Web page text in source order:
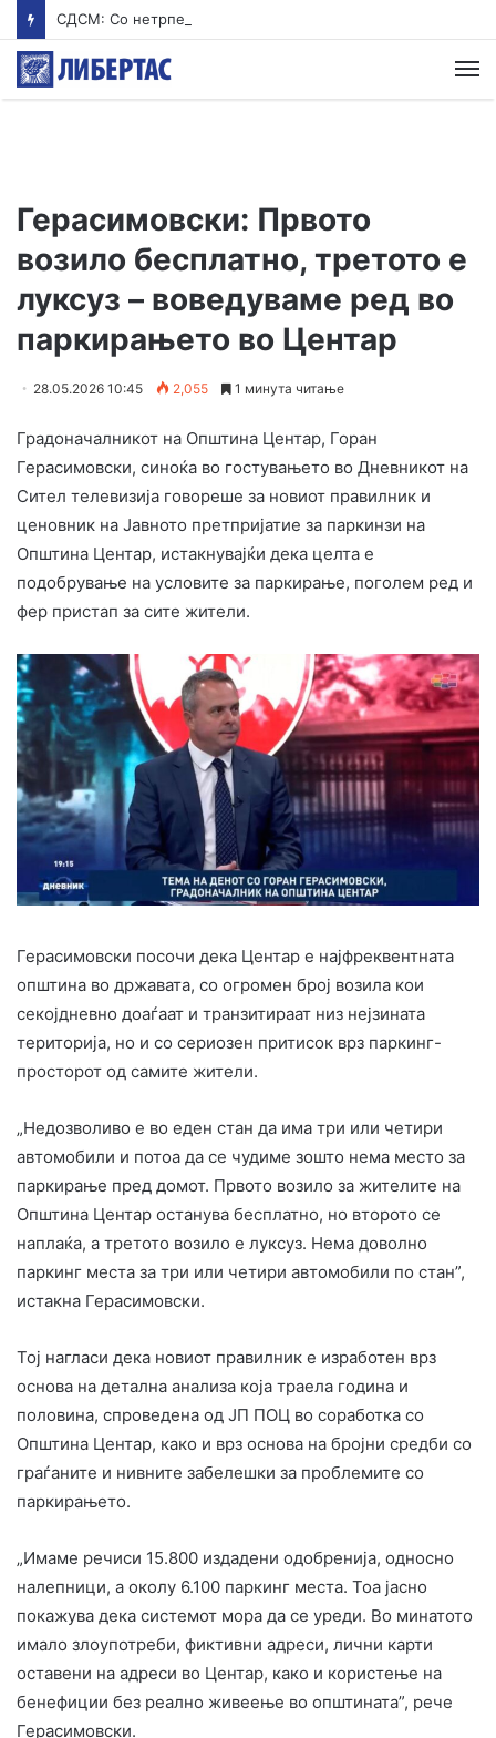
Герасимовски: Првото
возило бесплатно, третото е
луксуз – воведуваме ред во
паркирањето во Центар
28.05.2026 10:45 2,055 1 минута читање
Градоначалникот на Општина Центар, Горан
Герасимовски, синоќа во гостувањето во Дневникот на
Сител телевизија говореше за новиот правилник и
ценовник на Јавното претпријатие за паркинзи на
Општина Центар, истакнувајќи дека целта е
подобрување на условите за паркирање, поголем ред и
фер пристап за сите жители.
Герасимовски посочи дека Центар е најфреквентната
општина во државата, со огромен број возила кои
секојдневно доаѓаат и транзитираат низ нејзината
територија, но и со сериозен притисок врз паркинг-
просторот од самите жители.
„Недозволиво е во еден стан да има три или четири
автомобили и потоа да се чудиме зошто нема место за
паркирање пред домот. Првото возило за жителите на
Општина Центар останува бесплатно, но второто се
наплаќа, а третото возило е луксуз. Нема доволно
паркинг места за три или четири автомобили по стан”,
истакна Герасимовски.
Тој нагласи дека новиот правилник е изработен врз
основа на детална анализа која траела година и
половина, спроведена од ЈП ПОЦ во соработка со
Општина Центар, како и врз основа на бројни средби со
граѓаните и нивните забелешки за проблемите со
паркирањето.
„Имаме речиси 15.800 издадени одобренија, односно
налепници, а околу 6.100 паркинг места. Тоа јасно
покажува дека системот мора да се уреди. Во минатото
имало злоупотреби, фиктивни адреси, лични карти
оставени на адреси во Центар, како и користење на
бенефиции без реално живеење во општината”, рече
Герасимовски.